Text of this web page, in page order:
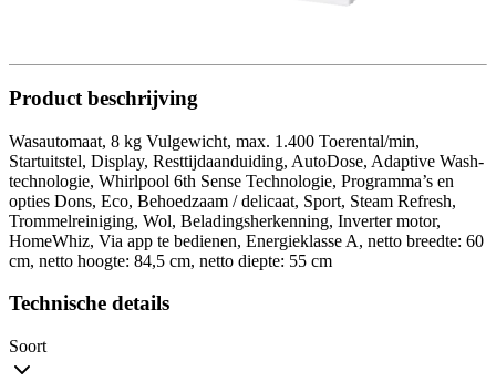
Product beschrijving
Wasautomaat, 8 kg Vulgewicht, max. 1.400 Toerental/min,
Startuitstel, Display, Resttijdaanduiding, AutoDose, Adaptive Wash-
technologie, Whirlpool 6th Sense Technologie, Programma’s en
opties Dons, Eco, Behoedzaam / delicaat, Sport, Steam Refresh,
Trommelreiniging, Wol, Beladingsherkenning, Inverter motor,
HomeWhiz, Via app te bedienen, Energieklasse A, netto breedte: 60
cm, netto hoogte: 84,5 cm, netto diepte: 55 cm
Technische details
Soort